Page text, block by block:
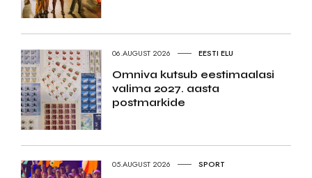
06.AUGUST 2026 EESTI ELU
Omniva kutsub eestimaalasi
valima 2027. aasta
postmarkide
05.AUGUST 2026 SPORT